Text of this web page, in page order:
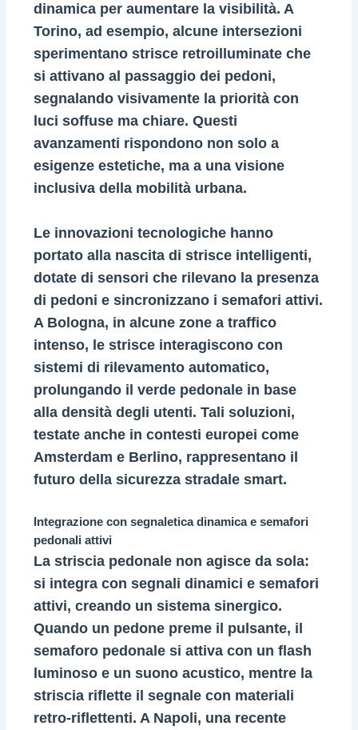
dinamica per aumentare la visibilità. A
Torino, ad esempio, alcune intersezioni
sperimentano strisce retroilluminate che
si attivano al passaggio dei pedoni,
segnalando visivamente la priorità con
luci soffuse ma chiare. Questi
avanzamenti rispondono non solo a
esigenze estetiche, ma a una visione
inclusiva della mobilità urbana.
Le innovazioni tecnologiche hanno
portato alla nascita di strisce intelligenti,
dotate di sensori che rilevano la presenza
di pedoni e sincronizzano i semafori attivi.
A Bologna, in alcune zone a traffico
intenso, le strisce interagiscono con
sistemi di rilevamento automatico,
prolungando il verde pedonale in base
alla densità degli utenti. Tali soluzioni,
testate anche in contesti europei come
Amsterdam e Berlino, rappresentano il
futuro della sicurezza stradale smart.
Integrazione con segnaletica dinamica e semafori
pedonali attivi
La striscia pedonale non agisce da sola:
si integra con segnali dinamici e semafori
attivi, creando un sistema sinergico.
Quando un pedone preme il pulsante, il
semaforo pedonale si attiva con un flash
luminoso e un suono acustico, mentre la
striscia riflette il segnale con materiali
retro-riflettenti. A Napoli, una recente